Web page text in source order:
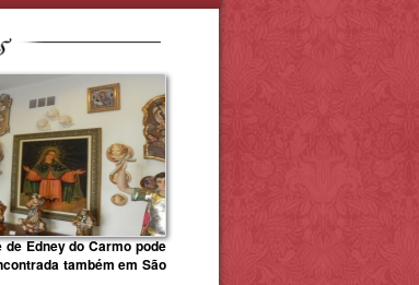
de Edney do Carmo pode
também em São